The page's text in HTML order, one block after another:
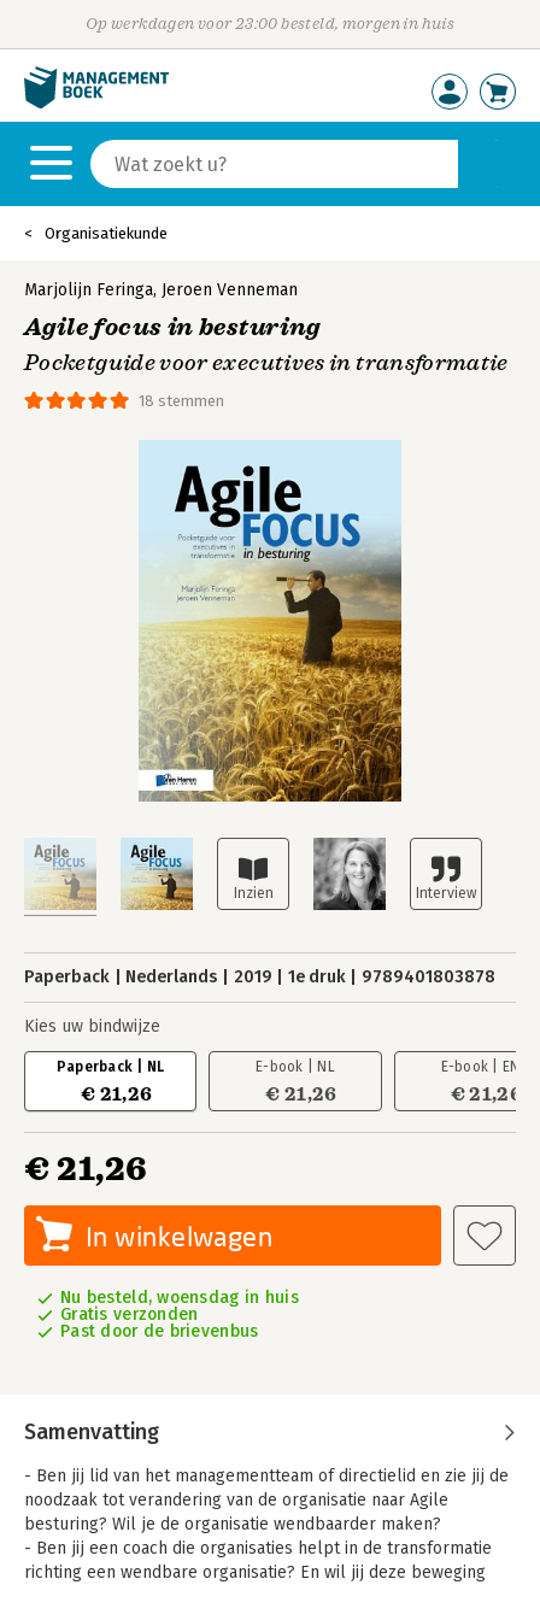
Op werkdagen voor 23:00 besteld, morgen in huis
Organisatiekunde
18 stemmen
Marjolijn Feringa, Jeroen Venneman
Agile focus in besturing
Pocketguide voor executives in transformatie
Paperback Nederlands 2019 1e druk 9789401803878
Kies uw bindwijze
Paperback | NL
€ 21,26
E-book | NL
€ 21,26
E-book | EN
€ 21,26
€ 21,26
In winkelwagen
Nu besteld, woensdag in huis
Gratis verzonden
Past door de brievenbus
Samenvatting
- Ben jij lid van het managementteam of directielid en zie jij de
noodzaak tot verandering van de organisatie naar Agile
besturing? Wil je de organisatie wendbaarder maken?
- Ben jij een coach die organisaties helpt in de transformatie
richting een wendbare organisatie? En wil jij deze beweging